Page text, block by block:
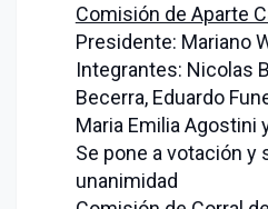
Comisión de Aparte
Presidente: Mariano
Integrantes: Nicolas
Becerra, Eduardo
Maria Emilia Agostini
Se pone a votación y
unanimidad